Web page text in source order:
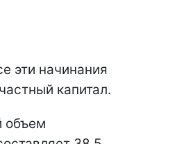
эти начинания
капитал.
объем